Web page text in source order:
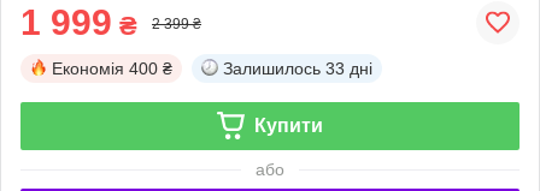
1 999 ₴ 2 399 ₴
Економія 400 ₴ Залишилось 33 дні
Купити
або